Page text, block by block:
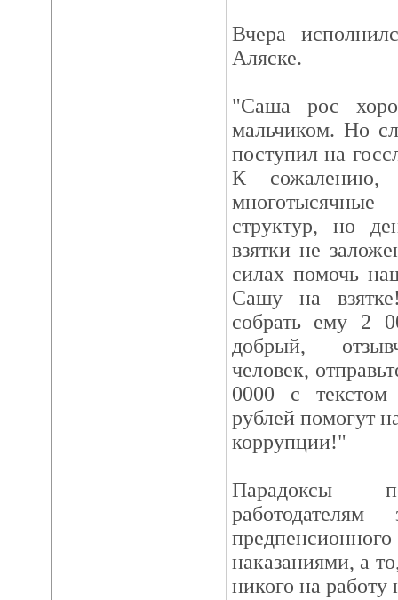
Вчера
Аляске.
"Саша рос
мальчиком. Но
поступил на
К сожалению,
структур, но
взятки не
силах помочь
Сашу на
собрать ему 2
добрый,
человек,
0000 с
рублей помогут
коррупции!"
Парадоксы
наказаниями, а
никого на работу